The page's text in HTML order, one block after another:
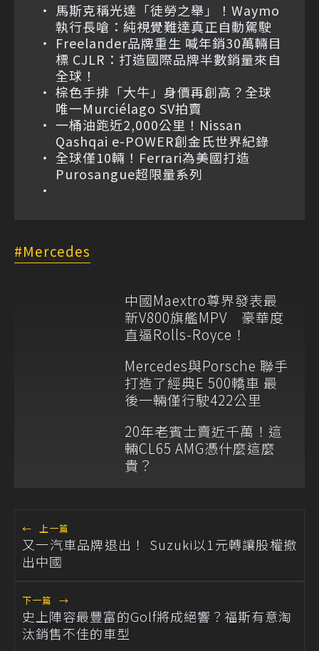
馬斯克稱光達「徒勞之舉」！Waymo
執行長嗆：純視覺難達真正自動駕駛
Freelander品牌重生 喊年銷30萬輛目
標 CJLR：打造國際品牌半數銷量來自
全球！
棕色手排「大牛」身價再創高？全球
唯一Murciélago SV拍賣
一桶油跑近2,000公里！Nissan
Qashqai e-POWER創金氏世界紀錄
全球僅10輛！Ferrari為美國打造
Purosangue超限量系列
Mercedes
中國Maextro尊界發表最
新V800旗艦MPV 豪華度
直逼Rolls-Royce！
Mercedes與Porsche 聯手
打造了經典E 500轎車 最
後一輛僅行駛422公里
20年老賓士賣近千萬！這
輛CL65 AMG憑什麼這麼
貴？
← 上一篇
又一汽車品牌退出！ Suzuki以1元轉讓股權撤
出中國
下一篇 →
史上陣容最豐富的Golf將成絕響？福斯有意淘
汰銷售不佳的車型